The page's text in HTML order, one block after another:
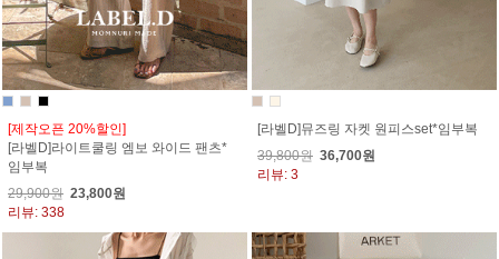
[제작오픈 20%할인]
[라벨D]라이트쿨링 엠보 와이드 팬츠*
임부복
29,900원 23,800원
리뷰: 338
[라벨D]뮤즈링 자켓 원피스set*임부복
39,800원 36,700원
리뷰: 3